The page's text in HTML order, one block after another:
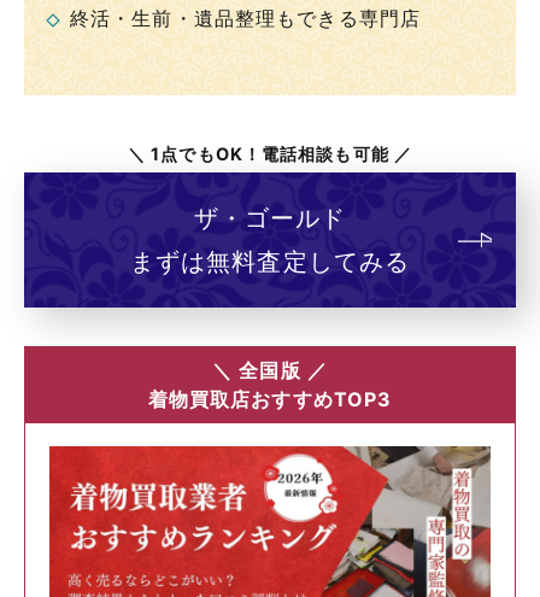
終活・生前・遺品整理もできる専門店
＼ 1点でもOK！電話相談も可能 ／
ザ・ゴールド
まずは無料査定してみる
＼ 全国版 ／
着物買取店おすすめTOP3